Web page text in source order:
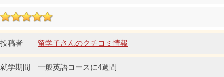
留学子さんのクチコミ情報
一般英語コースに4週間